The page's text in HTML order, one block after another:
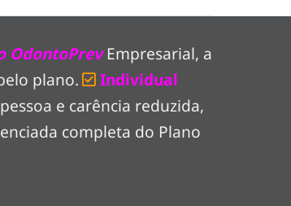
OdontoPrev Empresarial, a
plano.
Individual
e carência reduzida,
completa do Plano